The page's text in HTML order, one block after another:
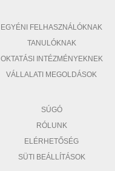
EGYÉNI FELHASZNÁLÓKNAK
TANULÓKNAK
OKTATÁSI INTÉZMÉNYEKNEK
VÁLLALATI MEGOLDÁSOK
SÚGÓ
RÓLUNK
ELÉRHETŐSÉG
SÜTI BEÁLLÍTÁSOK